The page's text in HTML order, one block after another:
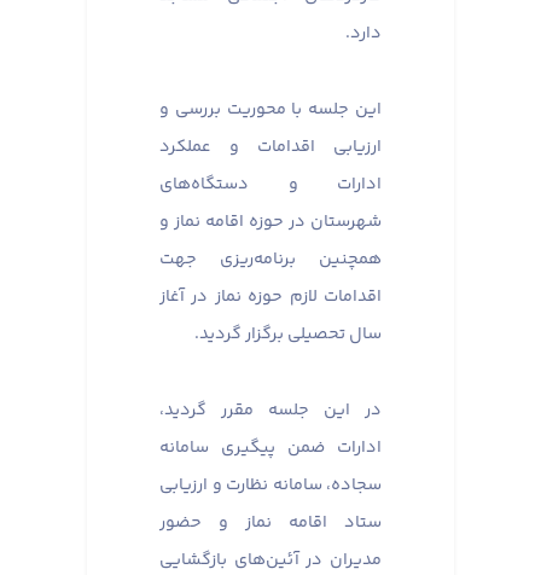
دارد.
این جلسه با محوریت بررسی و
ارزیابی اقدامات و عملکرد
ادارات و دستگاه‌های
شهرستان در حوزه اقامه نماز و
همچنین برنامه‌ریزی جهت
اقدامات لازم حوزه نماز در آغاز
سال تحصیلی برگزار گردید.
در این جلسه مقرر گردید،
ادارات ضمن پیگیری سامانه
سجاده، سامانه نظارت و ارزیابی
ستاد اقامه نماز و حضور
مدیران در آئین‌های بازگشایی